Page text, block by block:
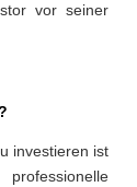
vor seiner
investieren ist